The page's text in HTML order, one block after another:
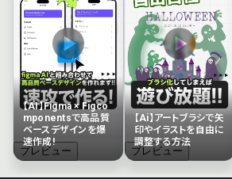
【AI】Figma × Figco
mponentsで高品質
ベースデザインを爆
速作成!
プレビュー
【Ai】アートブラシで矢
印やイラストを自由に
調整する方法
プレビュー